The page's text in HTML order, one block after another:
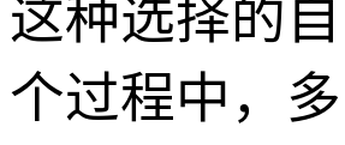
这种选择的
个过程中，